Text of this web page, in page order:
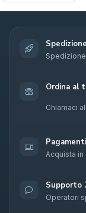
Ordina al
Chiamaci al
Acquista in
Supporto
Operatori